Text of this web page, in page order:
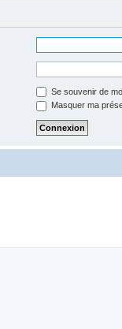
Se souvenir de
Masquer ma